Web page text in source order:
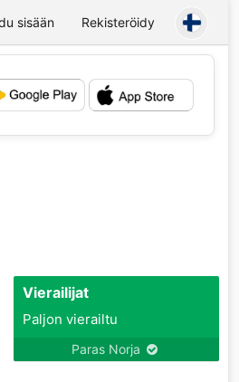
sisään Rekisteröidy
💕
Vierailijat
Paljon vierailtu
Paras Norja